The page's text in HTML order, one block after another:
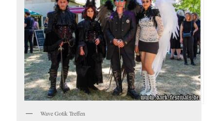
Wave Gotik Treffen